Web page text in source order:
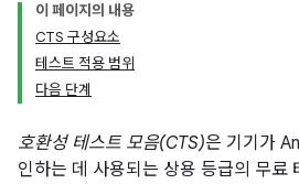
이 페이지의 내용
CTS 구성요소
테스트 적용 범위
다음 단계
호환성 테스트 모음(CTS)은 기기가
인하는 데 사용되는 상용 등급의 무료